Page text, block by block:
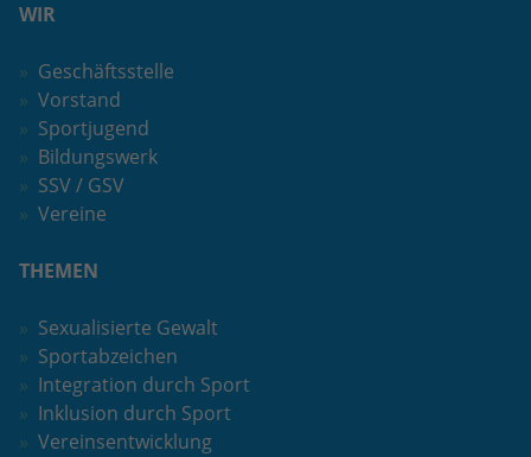
WIR
Geschäftsstelle
Vorstand
Sportjugend
Bildungswerk
SSV / GSV
Vereine
THEMEN
Sexualisierte Gewalt
Sportabzeichen
Integration durch Sport
Inklusion durch Sport
Vereinsentwicklung